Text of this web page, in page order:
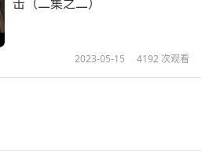
2023-05-15 4192 次观看